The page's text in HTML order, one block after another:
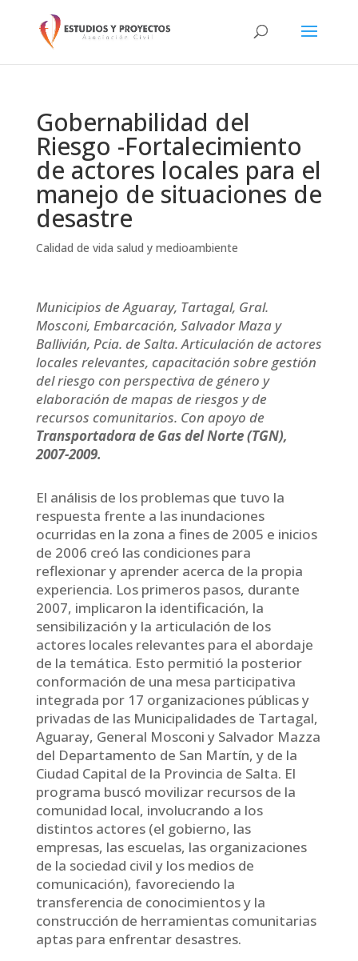
Gobernabilidad del
Riesgo -Fortalecimiento
de actores locales para el
manejo de situaciones de
desastre
Calidad de vida salud y medioambiente
Municipios de Aguaray, Tartagal, Gral.
Mosconi, Embarcación, Salvador Maza y
Ballivián, Pcia. de Salta. Articulación de actores
locales relevantes, capacitación sobre gestión
del riesgo con perspectiva de género y
elaboración de mapas de riesgos y de
recursos comunitarios. Con apoyo de
Transportadora de Gas del Norte (TGN),
2007-2009.
El análisis de los problemas que tuvo la
respuesta frente a las inundaciones
ocurridas en la zona a fines de 2005 e inicios
de 2006 creó las condiciones para
reflexionar y aprender acerca de la propia
experiencia. Los primeros pasos, durante
2007, implicaron la identificación, la
sensibilización y la articulación de los
actores locales relevantes para el abordaje
de la temática. Esto permitió la posterior
conformación de una mesa participativa
integrada por 17 organizaciones públicas y
privadas de las Municipalidades de Tartagal,
Aguaray, General Mosconi y Salvador Mazza
del Departamento de San Martín, y de la
Ciudad Capital de la Provincia de Salta. El
programa buscó movilizar recursos de la
comunidad local, involucrando a los
distintos actores (el gobierno, las
empresas, las escuelas, las organizaciones
de la sociedad civil y los medios de
comunicación), favoreciendo la
transferencia de conocimientos y la
construcción de herramientas comunitarias
aptas para enfrentar desastres.